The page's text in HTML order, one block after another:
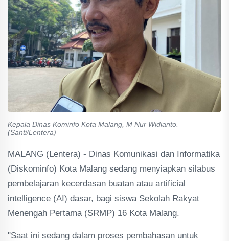
Kepala Dinas Kominfo Kota Malang, M Nur Widianto.
(Santi/Lentera)
MALANG (Lentera) - Dinas Komunikasi dan Informatika
(Diskominfo) Kota Malang sedang menyiapkan silabus
pembelajaran kecerdasan buatan atau artificial
intelligence (AI) dasar, bagi siswa Sekolah Rakyat
Menengah Pertama (SRMP) 16 Kota Malang.
"Saat ini sedang dalam proses pembahasan untuk